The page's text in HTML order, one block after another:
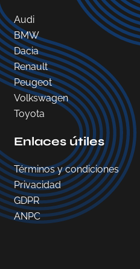
Audi
BMW
Dacia
Renault
Peugeot
Volkswagen
Toyota
Enlaces útiles
Términos y condiciones
Privacidad
GDPR
ANPC